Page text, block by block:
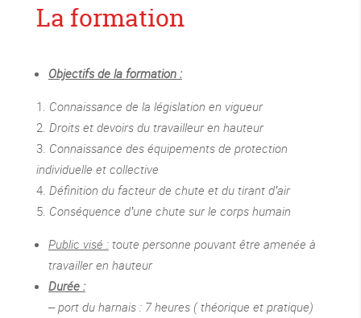
La formation
Objectifs de la formation :
Connaissance de la législation en vigueur
Droits et devoirs du travailleur en hauteur
Connaissance des équipements de protection
individuelle et collective
Définition du facteur de chute et du tirant d’air
Conséquence d’une chute sur le corps humain
Public visé : toute personne pouvant être amenée à
travailler en hauteur
Durée :
– port du harnais : 7 heures ( théorique et pratique)